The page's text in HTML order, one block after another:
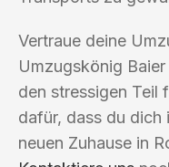
Vertraue deine
Umzugskönig
den stressigen Teil
dafür, dass du dich
neuen Zuhause in